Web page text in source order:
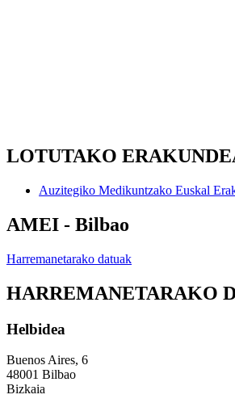
LOTUTAKO
Auzitegiko Medikuntzako Euskal
AMEI - Bilbao
Harremanetarako datuak
HARREMANETARAKO
Helbidea
Buenos Aires, 6
48001 Bilbao
Bizkaia